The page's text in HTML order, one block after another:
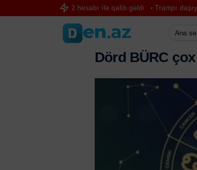
4:2 hesabı ilə qalib gəldi Trampı daşıyan
Ana
Dörd BÜRC çox